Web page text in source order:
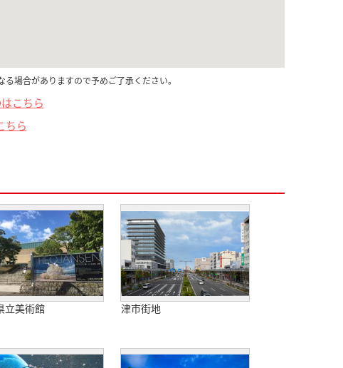
場合がありますので予めご了承ください。
こちら
ちら
立美術館 津市街地